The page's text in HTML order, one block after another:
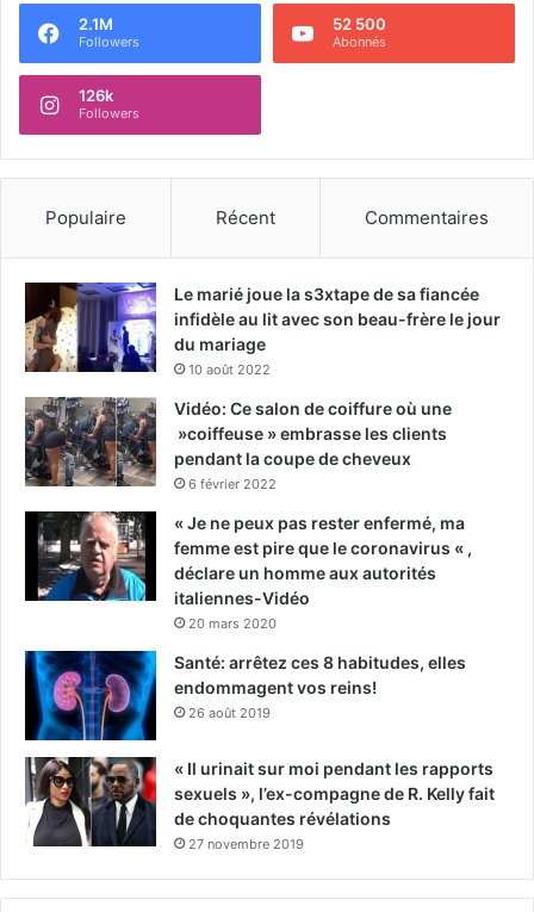
2.1M
Followers
52 500
Abonnés
126k
Followers
Populaire Récent Commentaires
Le marié joue la s3xtape de sa fiancée
infidèle au lit avec son beau-frère le jour
du mariage
10 août 2022
Vidéo: Ce salon de coiffure où une
»coiffeuse » embrasse les clients
pendant la coupe de cheveux
6 février 2022
« Je ne peux pas rester enfermé, ma
femme est pire que le coronavirus « ,
déclare un homme aux autorités
italiennes-Vidéo
20 mars 2020
Santé: arrêtez ces 8 habitudes, elles
endommagent vos reins!
26 août 2019
« Il urinait sur moi pendant les rapports
sexuels », l’ex-compagne de R. Kelly fait
de choquantes révélations
27 novembre 2019